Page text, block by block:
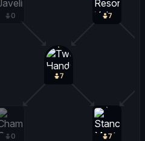
7
7
7
0
0